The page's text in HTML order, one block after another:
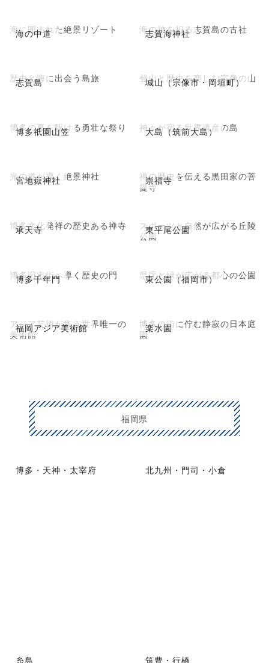
海の中道
海に囲まれた絶景リゾート 志賀海神社
海の神を祀る志賀島の古社
志賀島
歴史と海に出会う島旅 城山（宗像市・岡垣町）
登山と歴史を楽しむ宗像の山
博多祇園山笠
博多の夏を駆ける勇壮な祭り 大島（筑前大島）
神々が宿る世界遺産の島
宮地嶽神社
光の道が導く絶景神社 崇福寺
禅の歴史を伝える黒田家の菩
提寺
承天寺
博多文化発祥の歴史ある禅寺 東平尾公園
スポーツと自然が広がる丘陵
公園
博多千年門
博多旧市街へ導く歴史の門 東公園（福岡市）
県庁と緑が広がる都心の公園
福岡アジア美術館
アジア芸術が集う世界唯一の
美術館
楽水園
博多の街に佇む静寂の日本庭
園
福岡県
博多・天神・太宰府 北九州・門司・小倉
糸島 筑豊・行橋